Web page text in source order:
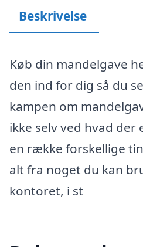
Beskrivelse
Køb din mandelgave
den ind for dig så du
kampen om
ikke selv ved hvad der
en række forskellige
alt fra noget du kan
kontoret, i st